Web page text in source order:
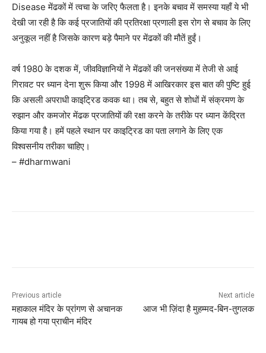
Disease मेंढकों में त्वचा के जरिए फैलता है। इनके बचाव में समस्या यहाँ ये भी
देखी जा रही है कि कई प्रजातियों की प्रतिरक्षा प्रणाली इस रोग से बचाव के लिए
अनुकूल नहीं है जिसके कारण बड़े पैमाने पर मेंढकों की मौतें हुईं।
वर्ष 1980 के दशक में, जीवविज्ञानियों ने मेंढकों की जनसंख्या में तेजी से आई
गिरावट पर ध्यान देना शुरू किया और 1998 में आखिरकार इस बात की पुष्टि हुई
कि असली अपराधी काइट्रिड कवक था। तब से, बहुत से शोधों में संक्रमण के
रुझान और कमजोर मेंढक प्रजातियों की रक्षा करने के तरीके पर ध्यान केंद्रित
किया गया है। हमें पहले स्थान पर काइट्रिड का पता लगाने के लिए एक
विश्वसनीय तरीका चाहिए।
– #dharmwani
Previous article
महाकाल मंदिर के प्रांगण से अचानक
गायब हो गया प्राचीन मंदिर
Next article
आज भी ज़िंदा है मुहम्मद-बिन-तुगलक